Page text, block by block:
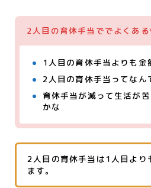
2人目の育休手当ででよくあ
1人目の育休手当よりも金
2人目の育休手当ってなん
育休手当が減って生活が
かな
2人目の育休手当は1人目より
ます。